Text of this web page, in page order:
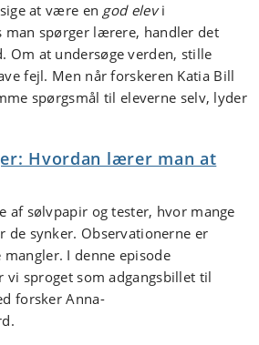
at være en god elevi
man spørger lærere, handler det
Om at undersøge verden, stille
fejl. Men når forskeren Katia Bill
spørgsmål til eleverne selv, lyder
Hvordan lærer man at
af sølvpapir og tester, hvor mange
de synker. Observationerne er
mangler. I denne episode
vi sproget som adgangsbillet til
forsker Anna-